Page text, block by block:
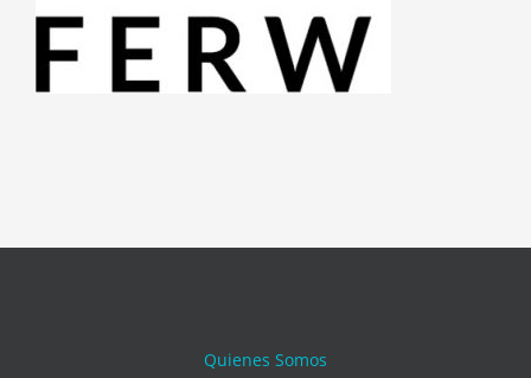
Quienes Somos